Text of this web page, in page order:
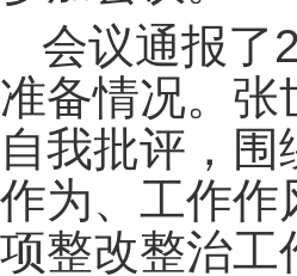
会议通报了
准备情况。张
自我批评，
作为、工作作
项整改整治工